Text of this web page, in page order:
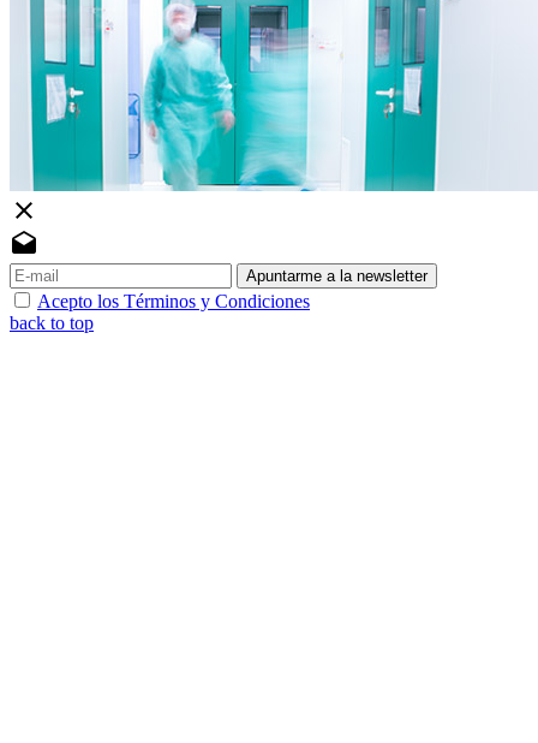
close
drafts
Apuntarme a la newsletter
Acepto los Términos y Condiciones
back to top